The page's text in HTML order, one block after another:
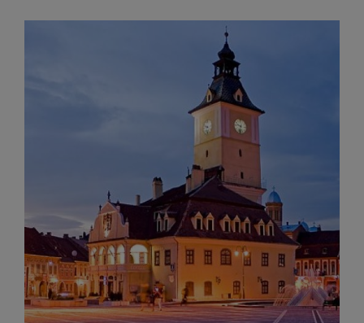
6 august 2026
Uniunea Europeană acordă
Motorina a ajuns la 11,68 lei
Fuego vine la Zărnești.
Recital special pe scena Festivalului „Ecoul